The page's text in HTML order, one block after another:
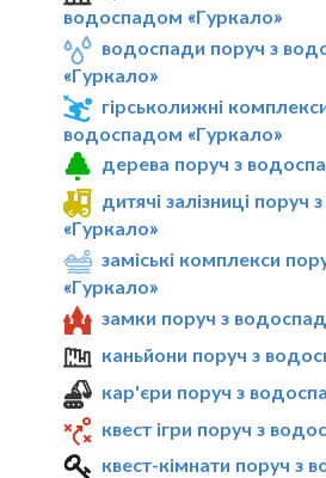
водоспадом «Гуркало»
водоспади поруч з
«Гуркало»
гірськолижні
водоспадом «Гуркало»
дерева поруч з
дитячі залізниці
«Гуркало»
заміські комплекси
«Гуркало»
замки поруч з
каньйони поруч з
кар'єри поруч з
квест ігри поруч з
квест-кімнати поруч з